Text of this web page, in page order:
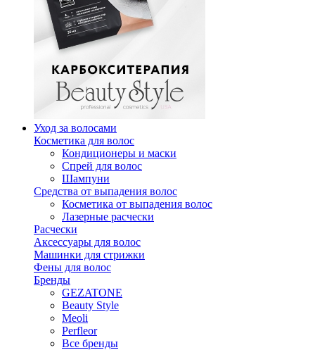
Уход за волосами
Косметика для волос
Кондиционеры и маски
Спрей для волос
Шампуни
Средства от выпадения волос
Косметика от выпадения волос
Лазерные расчески
Расчески
Аксессуары для волос
Машинки для стрижки
Фены для волос
Бренды
GEZATONE
Beauty Style
Meoli
Perfleor
Все бренды